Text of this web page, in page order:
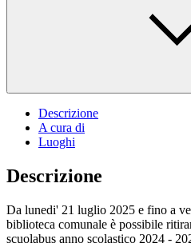
Descrizione
A cura di
Luoghi
Descrizione
Da lunedi' 21 luglio 2025 e fino a
biblioteca comunale è possibile
scuolabus anno scolastico 2024 -